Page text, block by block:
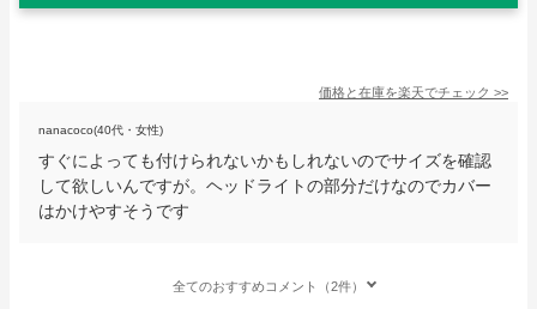
価格と在庫を楽天でチェック >>
nanacoco(40代・女性)
すぐによっても付けられないかもしれないのでサイズを確認
して欲しいんですが。ヘッドライトの部分だけなのでカバー
はかけやすそうです
全てのおすすめコメント（2件）